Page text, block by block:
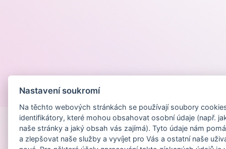
Nastavení soukromí
Na těchto webových stránkách se používají soubory
identifikátory, které mohou obsahovat osobní údaje (např.
naše stránky a jaký obsah vás zajímá). Tyto údaje nám
a zlepšovat naše služby a vyvíjet pro Vás a ostatní naše